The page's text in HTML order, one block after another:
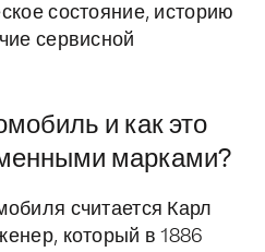
состояние, историю
сервисной
и как это
марками?
считается Карл
который в 1886